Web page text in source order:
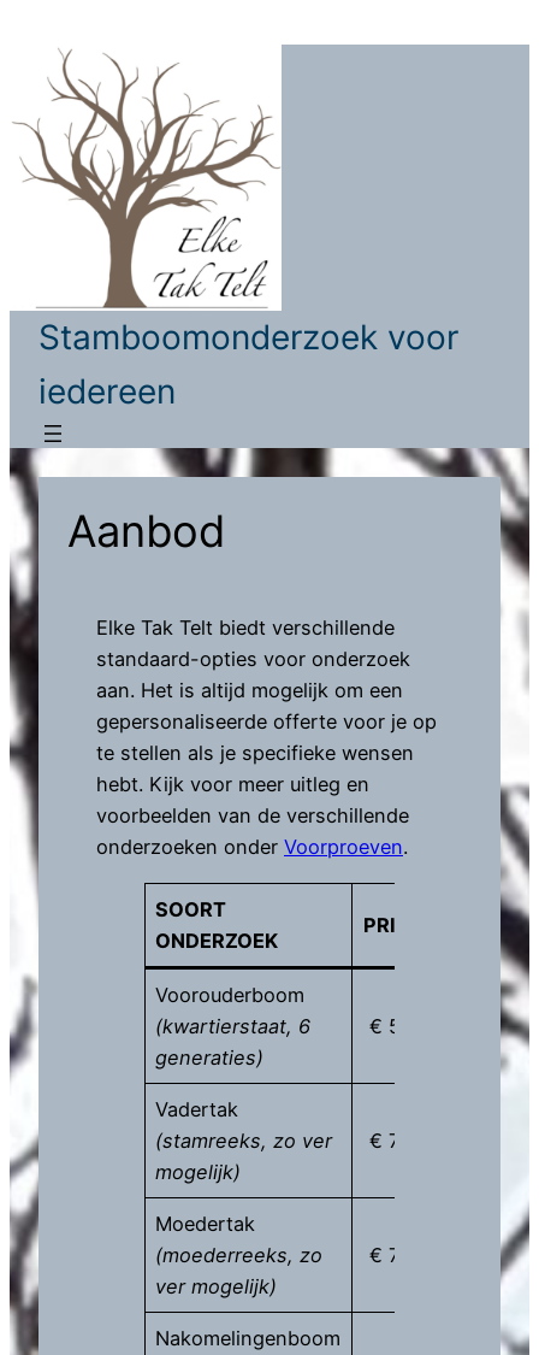
inhoud
Stamboomonderzoek voor
iedereen
Aanbod
Elke Tak Telt biedt verschillende
standaard-opties voor onderzoek
aan. Het is altijd mogelijk om een
gepersonaliseerde offerte voor je op
te stellen als je specifieke wensen
hebt. Kijk voor meer uitleg en
voorbeelden van de verschillende
onderzoeken onder Voorproeven.
SOORT
ONDERZOEK
PRIJS*
Voorouderboom
(kwartierstaat, 6
generaties)
€ 500
Vadertak
(stamreeks, zo ver
mogelijk)
€ 750
Moedertak
(moederreeks, zo
ver mogelijk)
€ 750
Nakomelingenboom